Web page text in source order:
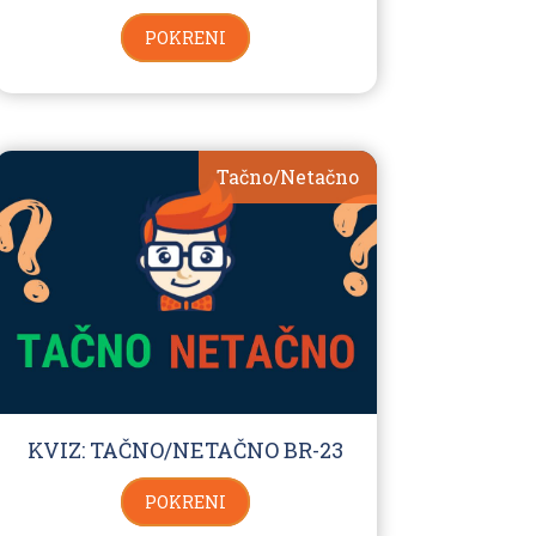
POKRENI
Tačno/Netačno
KVIZ: TAČNO/NETAČNO BR-23
POKRENI